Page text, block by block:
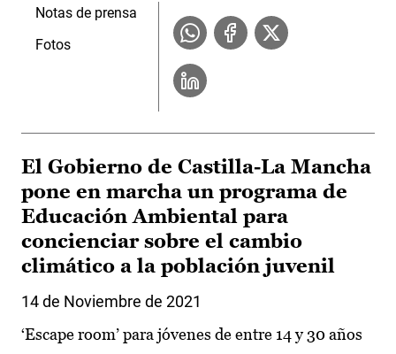
Notas de prensa
Fotos
El Gobierno de Castilla-La Mancha
pone en marcha un programa de
Educación Ambiental para
concienciar sobre el cambio
climático a la población juvenil
14 de Noviembre de 2021
‘Escape room’ para jóvenes de entre 14 y 30 años